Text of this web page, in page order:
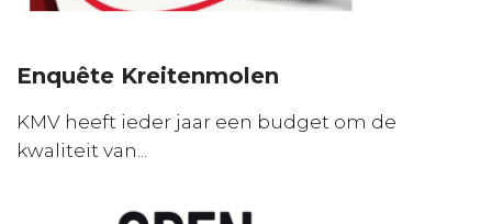
Enquête Kreitenmolen
KMV heeft ieder jaar een budget om de
kwaliteit van...